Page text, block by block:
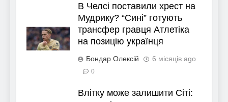
В Челсі поставили хрест на
Мудрику? “Сині” готують
трансфер гравця Атлетіка
на позицію українця
Бондар Олексій 6 місяців ago
0
Влітку може залишити Сіті: